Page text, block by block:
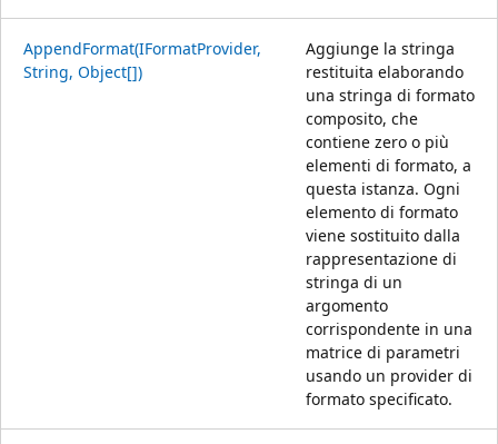
AppendFormat(IFormatProvider,
String, Object[])
Aggiunge la stringa
restituita elaborando
una stringa di formato
composito, che
contiene zero o più
elementi di formato, a
questa istanza. Ogni
elemento di formato
viene sostituito dalla
rappresentazione di
stringa di un
argomento
corrispondente in una
matrice di parametri
usando un provider di
formato specificato.